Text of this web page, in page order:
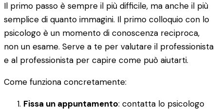
Il primo passo è sempre il più difficile, ma anche il più
semplice di quanto immagini. Il primo colloquio con lo
psicologo è un momento di conoscenza reciproca,
non un esame. Serve a te per valutare il professionista
e al professionista per capire come può aiutarti.
Come funziona concretamente:
Fissa un appuntamento: contatta lo psicologo